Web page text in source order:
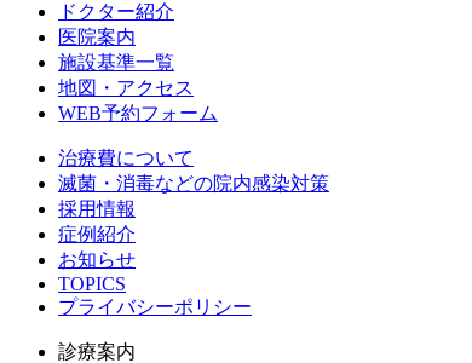
ドクター紹介
医院案内
施設基準一覧
地図・アクセス
WEB予約フォーム
治療費について
滅菌・消毒などの院内感染対策
採用情報
症例紹介
お知らせ
TOPICS
プライバシーポリシー
診療案内